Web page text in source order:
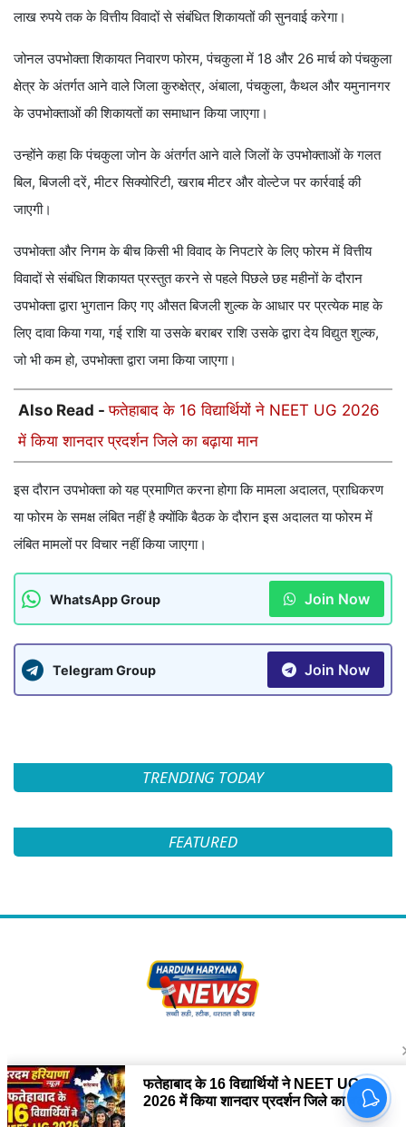
लाख रुपये तक के वित्तीय विवादों से संबंधित शिकायतों की सुनवाई करेगा।
जोनल उपभोक्ता शिकायत निवारण फोरम, पंचकुला में 18 और 26 मार्च को पंचकुला
क्षेत्र के अंतर्गत आने वाले जिला कुरुक्षेत्र, अंबाला, पंचकुला, कैथल और यमुनानगर
के उपभोक्ताओं की शिकायतों का समाधान किया जाएगा।
उन्होंने कहा कि पंचकुला जोन के अंतर्गत आने वाले जिलों के उपभोक्ताओं के गलत
बिल, बिजली दरें, मीटर सिक्योरिटी, खराब मीटर और वोल्टेज पर कार्रवाई की
जाएगी।
उपभोक्ता और निगम के बीच किसी भी विवाद के निपटारे के लिए फोरम में वित्तीय
विवादों से संबंधित शिकायत प्रस्तुत करने से पहले पिछले छह महीनों के दौरान
उपभोक्ता द्वारा भुगतान किए गए औसत बिजली शुल्क के आधार पर प्रत्येक माह के
लिए दावा किया गया, गई राशि या उसके बराबर राशि उसके द्वारा देय विद्युत शुल्क,
जो भी कम हो, उपभोक्ता द्वारा जमा किया जाएगा।
Also Read -फतेहाबाद के 16 विद्यार्थियों ने NEET UG 2026
में किया शानदार प्रदर्शन जिले का बढ़ाया मान
इस दौरान उपभोक्ता को यह प्रमाणित करना होगा कि मामला अदालत, प्राधिकरण
या फोरम के समक्ष लंबित नहीं है क्योंकि बैठक के दौरान इस अदालत या फोरम में
लंबित मामलों पर विचार नहीं किया जाएगा।
WhatsApp Group Join Now
Telegram Group Join Now
TRENDING TODAY
FEATURED
Follow Us